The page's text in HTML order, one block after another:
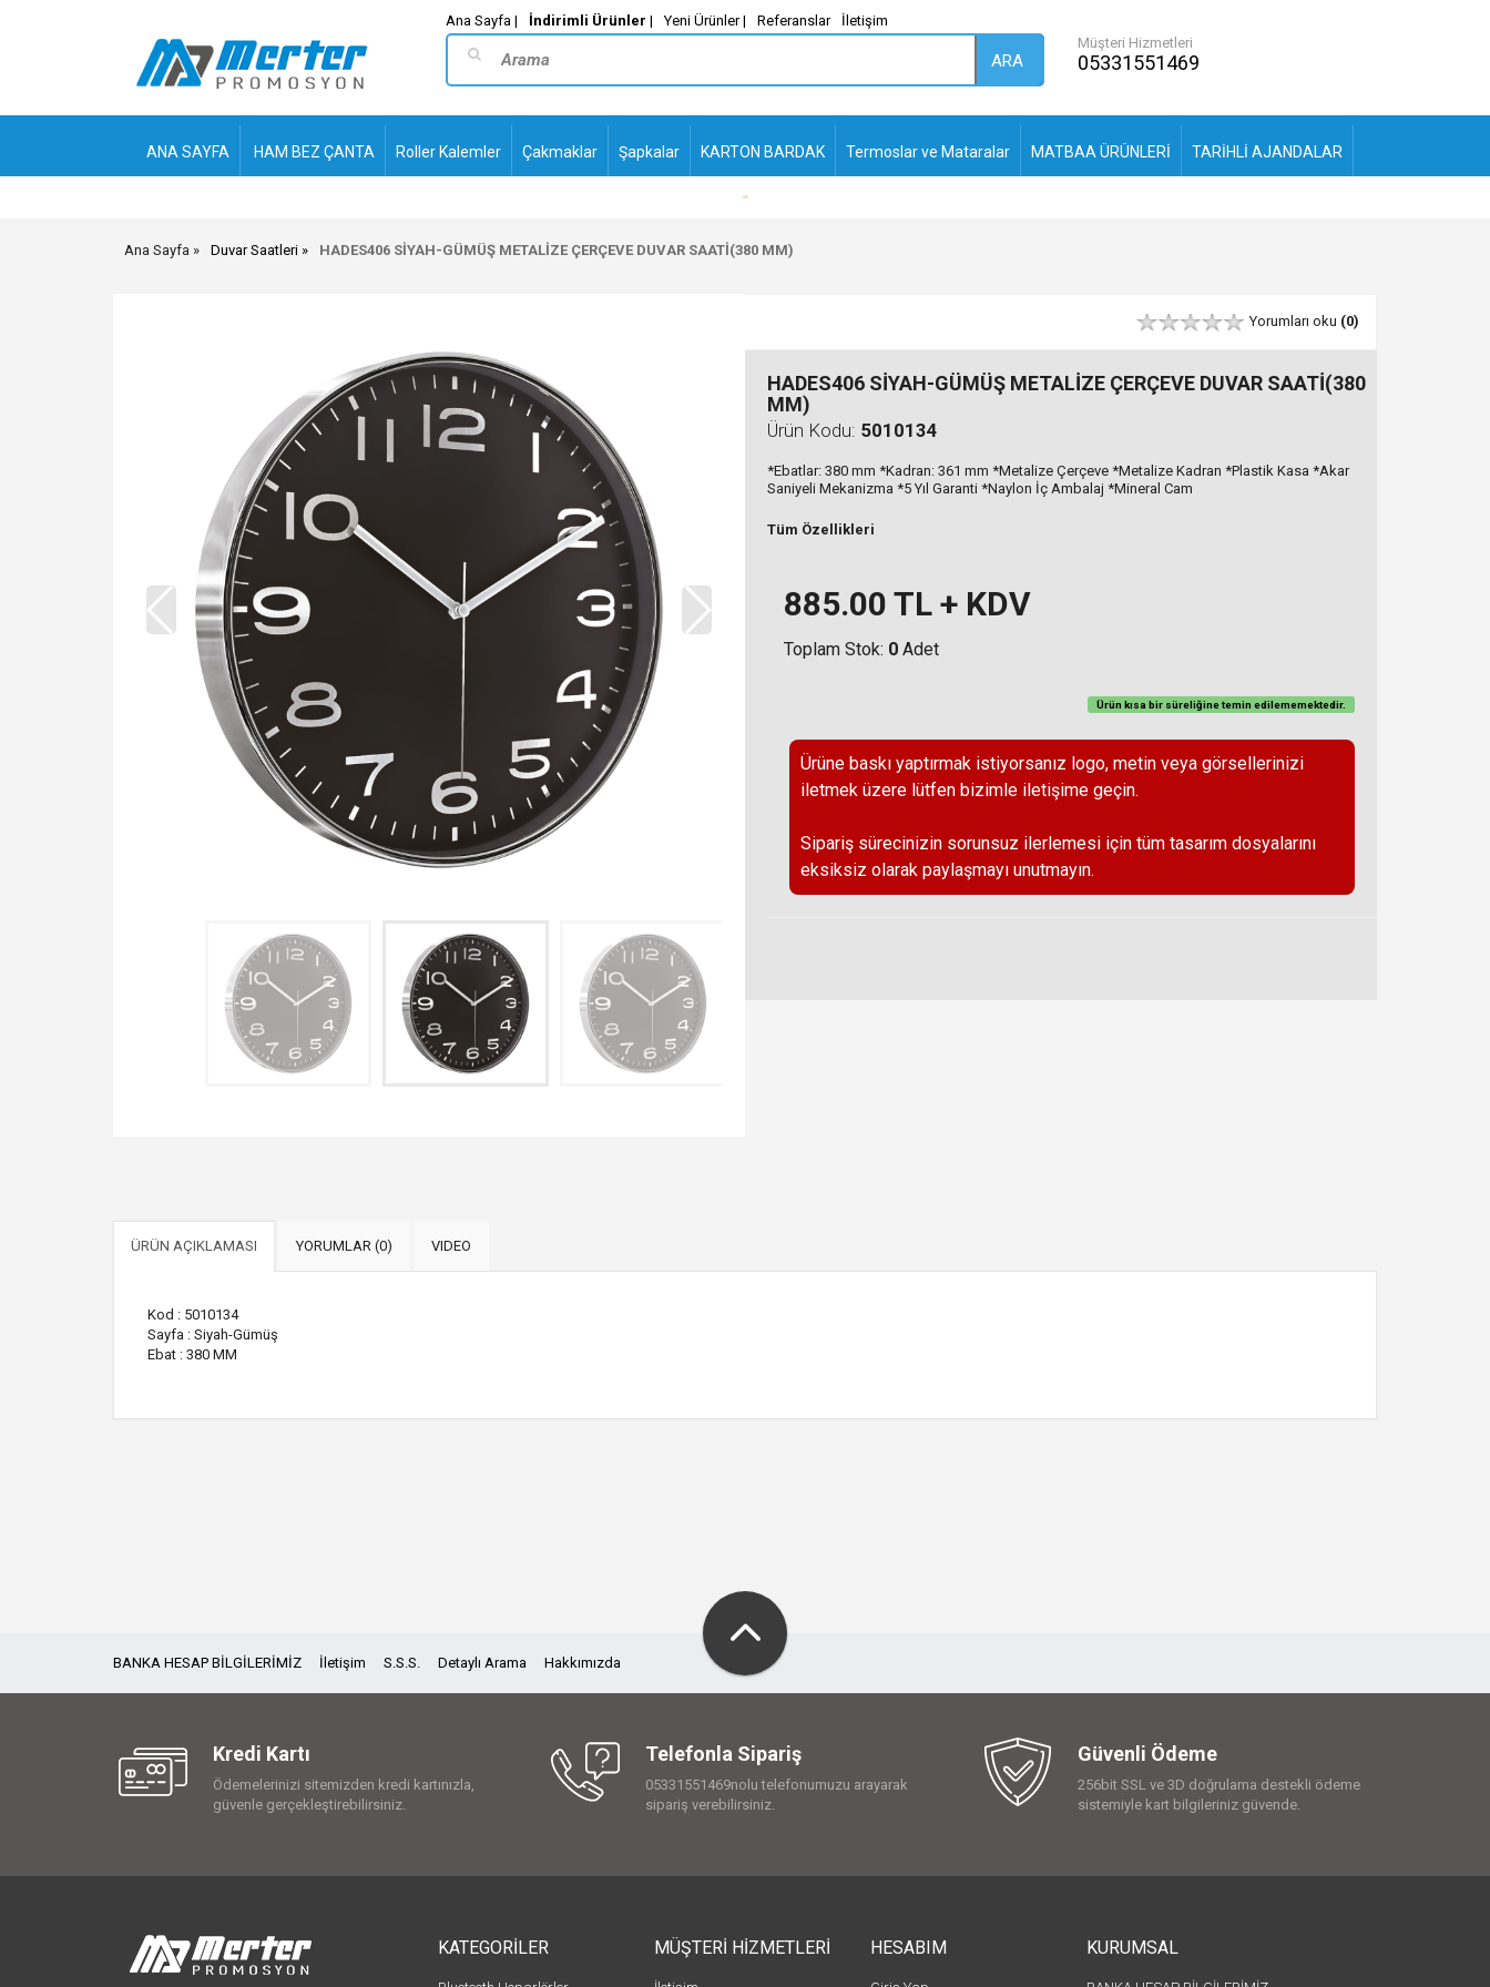
Ana Sayfa | İndirimli Ürünler | Yeni Ürünler | Referanslar İletişim
ARA
Müşteri Hizmetleri
05331551469
ANA SAYFA HAM BEZ ÇANTA Roller Kalemler Çakmaklar Şapkalar KARTON BARDAK Termoslar ve Mataralar MATBAA ÜRÜNLERİ TARİHLİ AJANDALAR
PLASTİK TÜKENMEZ
-
Ana Sayfa Duvar Saatleri HADES406 SİYAH-GÜMÜŞ METALİZE ÇERÇEVE DUVAR SAATİ(380 MM)
Yorumları oku (0)
HADES406 SİYAH-GÜMÜŞ METALİZE ÇERÇEVE DUVAR SAATİ(380
MM)
Ürün Kodu: 5010134
*Ebatlar: 380 mm *Kadran: 361 mm *Metalize Çerçeve *Metalize Kadran *Plastik Kasa *Akar
Saniyeli Mekanizma *5 Yıl Garanti *Naylon İç Ambalaj *Mineral Cam
Tüm Özellikleri
885.00 TL + KDV
Toplam Stok: 0 Adet
Ürün kısa bir süreliğine teminedilememektedir.
Ürüne baskı yaptırmak istiyorsanız logo, metin veya görsellerinizi
iletmek üzere lütfen bizimle iletişime geçin.
Sipariş sürecinizin sorunsuz ilerlemesi için tüm tasarım dosyalarını
eksiksiz olarak paylaşmayı unutmayın.
ÜRÜN AÇIKLAMASI YORUMLAR (0) VIDEO
Kod : 5010134
Sayfa : Siyah-Gümüş
Ebat : 380 MM
BANKA HESAP BİLGİLERİMİZ İletişim S.S.S. Detaylı Arama Hakkımızda
Kredi Kartı
Ödemelerinizi sitemizden kredi kartınızla,
güvenle gerçekleştirebilirsiniz.
Telefonla Sipariş
05331551469nolu telefonumuzu arayarak
sipariş verebilirsiniz.
Güvenli Ödeme
256bit SSL ve 3D doğrulama destekli ödeme
sistemiyle kart bilgileriniz güvende.
KATEGORİLER MÜŞTERİ HİZMETLERİ HESABIM KURUMSAL